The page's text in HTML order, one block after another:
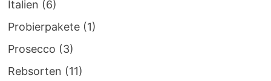
Italien (6)
Probierpakete(1)
Prosecco (3)
Rebsorten (11)